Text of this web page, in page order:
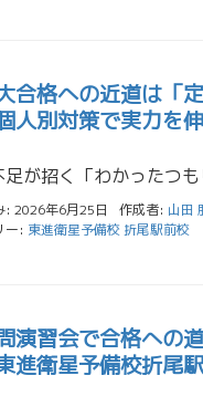
合格への近道は「
人別対策で実力を
: 2026年6月25日 作成者: 山田
ー: 東進衛星予備校 折尾駅前校
演習会で合格への
進衛星予備校折尾